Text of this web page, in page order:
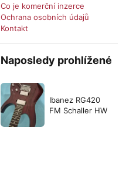
Co je komerční inzerce
Ochrana osobních údajů
Kontakt
Naposledy prohlížené
Ibanez RG420
FM Schaller HW